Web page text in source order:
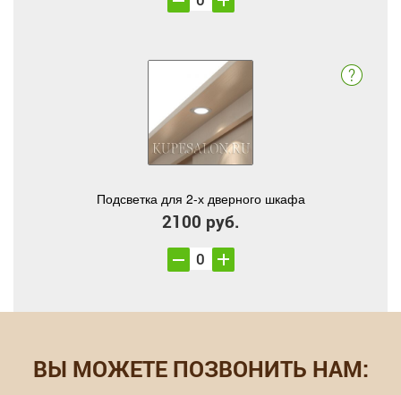
Подсветка для 2-х дверного шкафа
2100 руб.
ВЫ МОЖЕТЕ ПОЗВОНИТЬ НАМ: